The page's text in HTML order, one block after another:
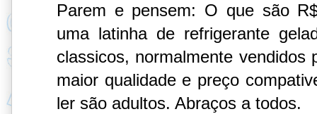
Parem e pensem: O que são
uma latinha de refrigerante
classicos, normalmente
maior qualidade e preço
ler são adultos. Abraços a todos.